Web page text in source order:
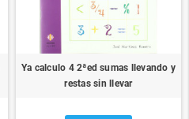
Ya calculo 4 2ªed sumas llevando y
restas sin llevar